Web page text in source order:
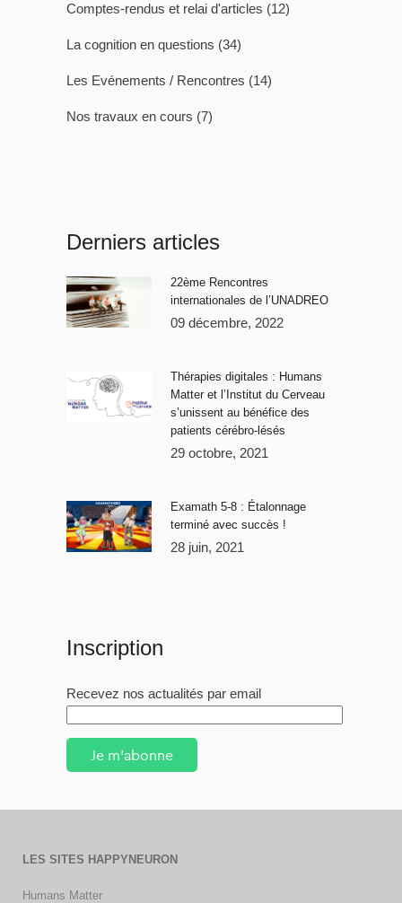
Comptes-rendus et relai d'articles (12)
La cognition en questions (34)
Les Evénements / Rencontres (14)
Nos travaux en cours (7)
Derniers articles
22ème Rencontres
internationales de l’UNADREO
09 décembre, 2022
Thérapies digitales : Humans
Matter et l’Institut du Cerveau
s’unissent au bénéfice des
patients cérébro-lésés
29 octobre, 2021
Examath 5-8 : Étalonnage
terminé avec succès !
28 juin, 2021
Inscription
Recevez nos actualités par email
Je m'abonne
LES SITES HAPPYNEURON
Humans Matter